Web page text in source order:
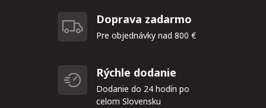
Doprava zadarmo
Pre objednávky nad 800 €
Rýchle dodanie
Dodanie do 24 hodín po
celom Slovensku